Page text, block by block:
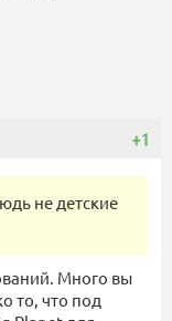
+1
не детские
Много вы
то, что под